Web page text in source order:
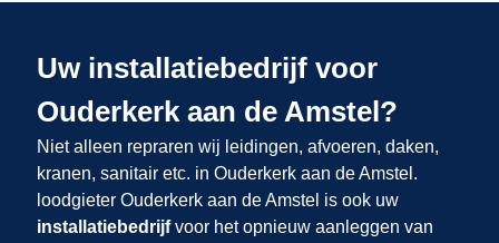
Uw installatiebedrijf voor
Ouderkerk aan de Amstel?
Niet alleen repraren wij leidingen, afvoeren, daken,
kranen, sanitair etc. in Ouderkerk aan de Amstel.
loodgieter Ouderkerk aan de Amstel is ook uw
installatiebedrijfvoor het opnieuw aanleggen van